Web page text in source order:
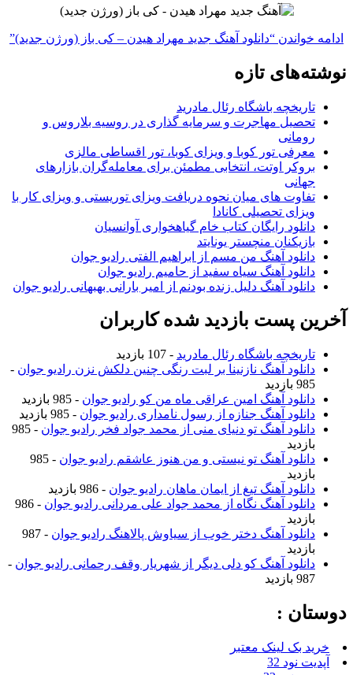
ادامه خواندن “دانلود آهنگ جدید مهراد هیدن – کی باز (ورژن جدید)”
نوشته‌های تازه
تاریخچه باشگاه رئال مادرید
تحصیل مهاجرت و سرمایه گذاری در روسیه بلاروس و
رومانی
معرفی تور کوبا و ویزای کوبا، تور اقساطی مالزی
بروکر اوتت، انتخابی مطمئن برای معامله‌گران بازارهای
جهانی
تفاوت های میان نحوه دریافت ویزای توریستی و ویزای کار با
ویزای تحصیلی کانادا
دانلود رایگان کتاب خام گیاهخواری آوانسیان
بازیکنان منچستر یونایتد
دانلود آهنگ من مسم از ابراهیم الفتی رادیو جوان
دانلود آهنگ سیاه سفید از حامیم رادیو جوان
دانلود آهنگ دلیل زنده بودنم از امیر بارانی بهبهانی رادیو جوان
آخرین پست بازدید شده کاربران
تاریخچه باشگاه رئال مادرید - 107 بازدید
دانلود آهنگ نازنینا بر لبت رنگی چنین دلکش نزن رادیو جوان -
985 بازدید
دانلود آهنگ امین عراقی ماه من کو رادیو جوان - 985 بازدید
دانلود آهنگ جنازه از رسول نامداری رادیو جوان - 985 بازدید
دانلود آهنگ تو دنیای منی از محمد جواد فخر رادیو جوان
- 985
بازدید
دانلود آهنگ تو نیستی و من هنوز عاشقم رادیو جوان
- 985
بازدید
دانلود آهنگ تیغ از ایمان ماهان رادیو جوان - 986 بازدید
دانلود آهنگ نگاه از محمد جواد علی مردانی رادیو جوان
- 986
بازدید
دانلود آهنگ دختر خوب از سیاوش پالاهنگ رادیو جوان
- 987
بازدید
دانلود آهنگ کو دلی دیگر از شهریار وقف رحمانی رادیو جوان -
987 بازدید
دوستان :
خرید بک لینک معتبر
آپدیت نود 32